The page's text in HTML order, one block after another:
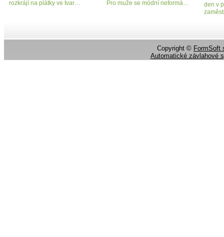
rozkrájí na plátky ve tvar… Pro muže se módní neformá…
den v
Copyright © FormSoft
Automatické závlahové